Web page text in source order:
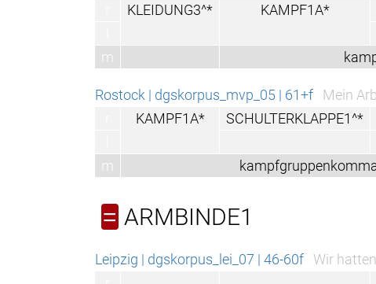
KLEIDUNG3^* KAMPF1A*
m
Rostock | dgskorpus_mvp_05 | 61+f
Mein
KAMPF1A* SCHULTERKLAPPE1^*
m
= ARMBINDE1
Leipzig | dgskorpus_lei_07 | 46-60f
Wir